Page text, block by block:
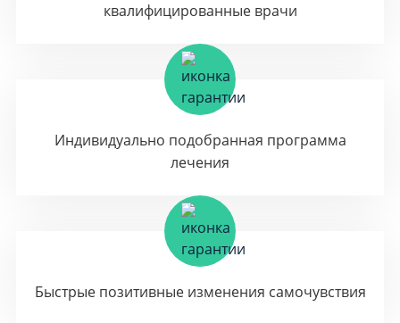
квалифицированные врачи
Индивидуально подобранная программа
лечения
Быстрые позитивные изменения самочувствия